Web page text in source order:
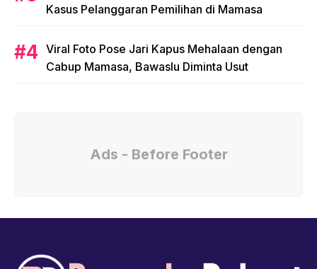
Kasus Pelanggaran Pemilihan di Mamasa
Viral Foto Pose Jari Kapus Mehalaan dengan
Cabup Mamasa, Bawaslu Diminta Usut
Ads - Before Footer